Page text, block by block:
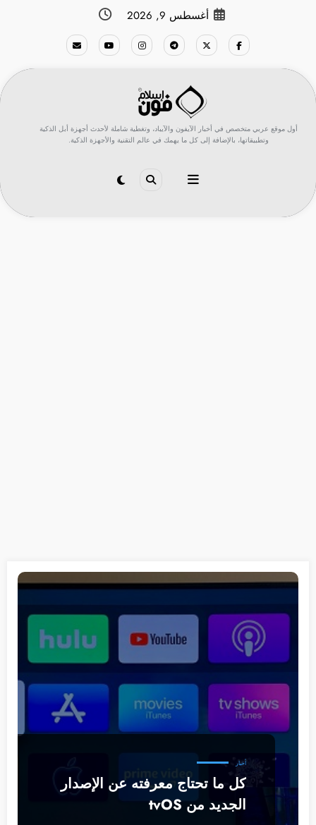
أغسطس 9, 2026
أول موقع عربي متخصص في أخبار الآيفون والآيباد، وتغطية شاملة لأحدث أجهزة أبل الذكية
وتطبيقاتها، بالإضافة إلى كل ما يهمك في عالم التقنية والأجهزة الذكية.
أخبار
كل ما تحتاج معرفته عن الإصدار
الجديد من tvOS